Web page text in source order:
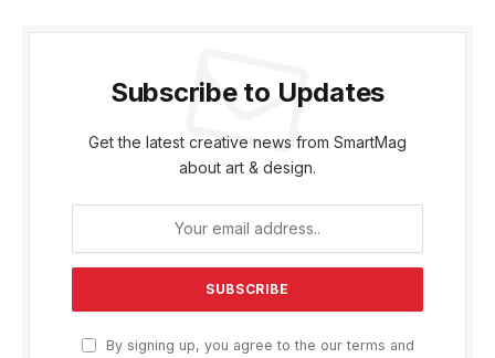
Subscribe to Updates
Get the latest creative news from SmartMag
about art & design.
By signing up, you agree to the our terms and